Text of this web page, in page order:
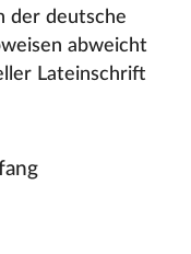
der deutsche
abweicht
Lateinschrift